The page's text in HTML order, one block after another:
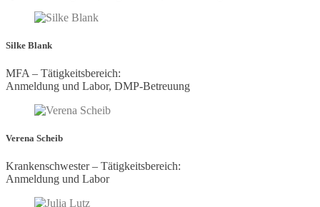
Silke Blank
MFA – Tätigkeitsbereich:
Anmeldung und Labor, DMP-Betreuung
Verena Scheib
Krankenschwester – Tätigkeitsbereich:
Anmeldung und Labor